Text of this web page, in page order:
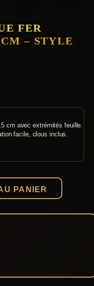
FER
– STYLE
cm avec extrémités feuille.
facile, clous inclus.
PANIER